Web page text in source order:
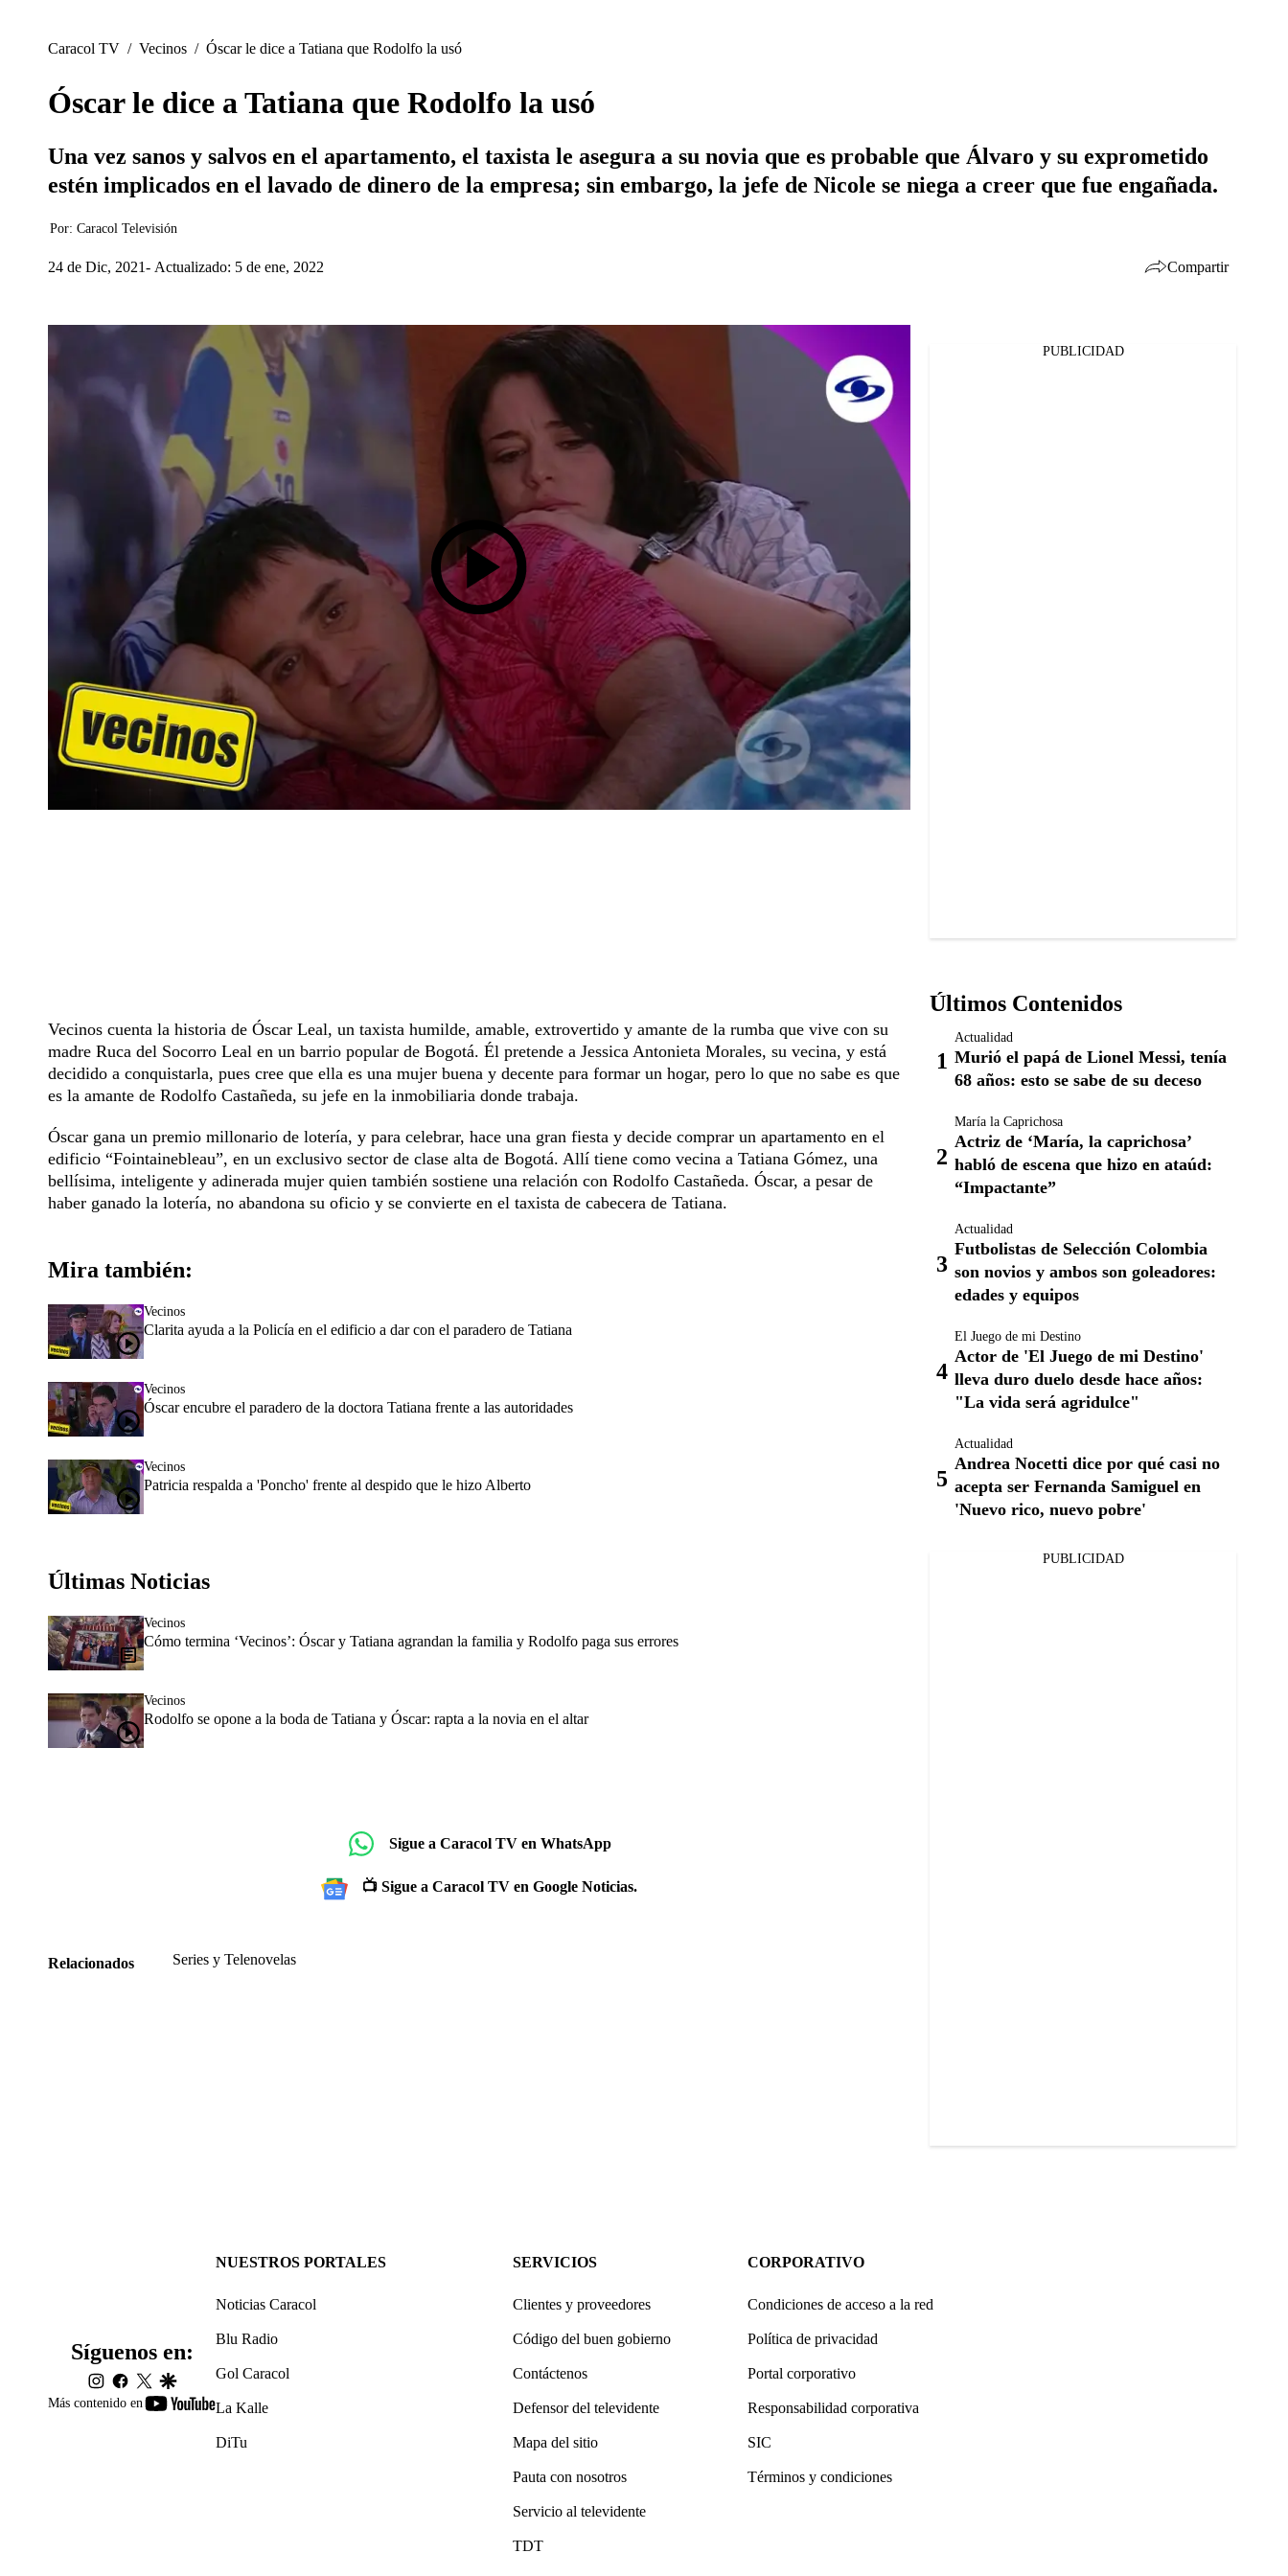
Caracol TV / Vecinos / Óscar le dice a Tatiana que Rodolfo la usó
Óscar le dice a Tatiana que Rodolfo la usó
Una vez sanos y salvos en el apartamento, el taxista le asegura a su novia que es probable que Álvaro y su exprometido
estén implicados en el lavado de dinero de la empresa; sin embargo, la jefe de Nicole se niega a creer que fue engañada.
Por: Caracol Televisión
24 de Dic, 2021 Actualizado: 5 de ene, 2022 Compartir
Vecinos cuenta la historia de Óscar Leal, un taxista humilde, amable, extrovertido y amante de la rumba que vive con su
madre Ruca del Socorro Leal en un barrio popular de Bogotá. Él pretende a Jessica Antonieta Morales, su vecina, y está
decidido a conquistarla, pues cree que ella es una mujer buena y decente para formar un hogar, pero lo que no sabe es que
es la amante de Rodolfo Castañeda, su jefe en la inmobiliaria donde trabaja.
Óscar gana un premio millonario de lotería, y para celebrar, hace una gran fiesta y decide comprar un apartamento en el
edificio “Fointainebleau”, en un exclusivo sector de clase alta de Bogotá. Allí tiene como vecina a Tatiana Gómez, una
bellísima, inteligente y adinerada mujer quien también sostiene una relación con Rodolfo Castañeda. Óscar, a pesar de
haber ganado la lotería, no abandona su oficio y se convierte en el taxista de cabecera de Tatiana.
Mira también:
Vecinos
Clarita ayuda a la Policía en el edificio a dar con el paradero de Tatiana
Vecinos
Óscar encubre el paradero de la doctora Tatiana frente a las autoridades
Vecinos
Patricia respalda a 'Poncho' frente al despido que le hizo Alberto
Últimas Noticias
Vecinos
Cómo termina ‘Vecinos’: Óscar y Tatiana agrandan la familia y Rodolfo paga sus errores
Vecinos
Rodolfo se opone a la boda de Tatiana y Óscar: rapta a la novia en el altar
Sigue a Caracol TV en WhatsApp
📺 Sigue a Caracol TV en Google Noticias.
Relacionados Series y Telenovelas
PUBLICIDAD
Últimos Contenidos
Actualidad
Murió el papá de Lionel Messi, tenía
68 años: esto se sabe de su deceso
María la Caprichosa
Actriz de ‘María, la caprichosa’
habló de escena que hizo en ataúd:
“Impactante”
Actualidad
Futbolistas de Selección Colombia
son novios y ambos son goleadores:
edades y equipos
El Juego de mi Destino
Actor de 'El Juego de mi Destino'
lleva duro duelo desde hace años:
"La vida será agridulce"
Actualidad
Andrea Nocetti dice por qué casi no
acepta ser Fernanda Samiguel en
'Nuevo rico, nuevo pobre'
PUBLICIDAD
Más contenido en
youtube-
Síguenos en:
instagram
facebook
twittergoogle
NUESTROS PORTALES
Noticias Caracol
Blu Radio
Gol Caracol
La Kalle
DiTu
SERVICIOS
Clientes y proveedores
Código del buen gobierno
Contáctenos
Defensor del televidente
Mapa del sitio
Pauta con nosotros
Servicio al televidente
TDT
CORPORATIVO
Condiciones de acceso a la red
Política de privacidad
Portal corporativo
Responsabilidad corporativa
SIC
Términos y condiciones